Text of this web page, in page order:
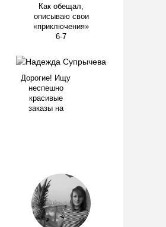
Как обещал,
описываю свои
«приключения»
6-7
Дорогие! Ищу
неспешно
красивые
заказы на